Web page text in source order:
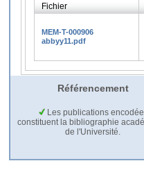
Fichier
MEM-T-000906
abbyy11.pdf
Référencement
Les publications
constituent la bibliographie
de l'Université.